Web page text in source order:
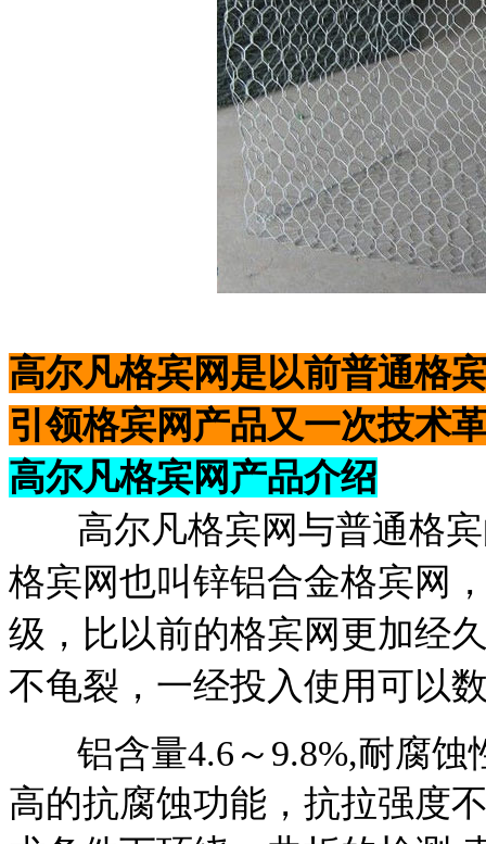
高尔凡格宾网是以前普通格
引领格宾网产品又一次技术
高尔凡格宾网产品介绍
高尔凡格宾网与普通格宾
格宾网也叫锌铝合金格宾网
级，比以前的格宾网更加经
不龟裂，一经投入使用可以
铝含量4.6～9.8%,耐腐蚀
高的抗腐蚀功能，抗拉强度